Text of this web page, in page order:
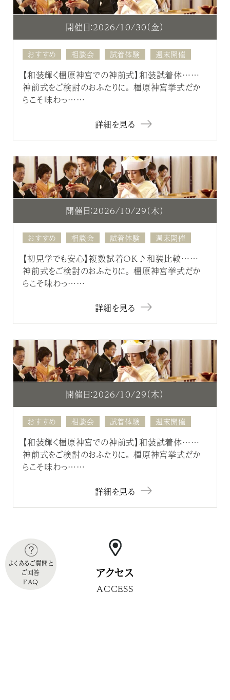
開催日：2026/10/30（金）
おすすめ 相談会 試着体験 週末開催
【和装輝く橿原神宮での神前式】和装試着体……
神前式をご検討のおふたりに。 橿原神宮挙式だか
らこそ味わっ……
詳細を見る
開催日：2026/10/29（木）
おすすめ 相談会 試着体験 週末開催
【初見学でも安心】複数試着OK♪和装比較……
神前式をご検討のおふたりに。 橿原神宮挙式だか
らこそ味わっ……
詳細を見る
開催日：2026/10/29（木）
おすすめ 相談会 試着体験 週末開催
【和装輝く橿原神宮での神前式】和装試着体……
神前式をご検討のおふたりに。 橿原神宮挙式だか
らこそ味わっ……
詳細を見る
アクセス
ACCESS
よくあるご質問と
ご回答
FAQ